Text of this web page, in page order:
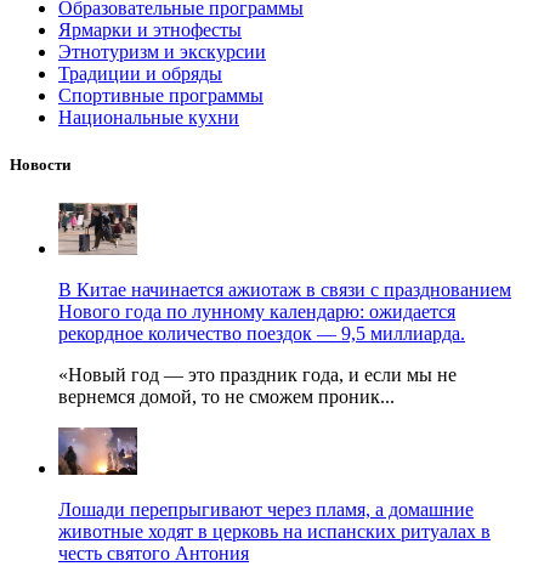
Образовательные программы
Ярмарки и этнофесты
Этнотуризм и экскурсии
Традиции и обряды
Спортивные программы
Национальные кухни
Новости
В Китае начинается ажиотаж в связи с празднованием
Нового года по лунному календарю: ожидается
рекордное количество поездок — 9,5 миллиарда.
«Новый год — это праздник года, и если мы не
вернемся домой, то не сможем проник...
Лошади перепрыгивают через пламя, а домашние
животные ходят в церковь на испанских ритуалах в
честь святого Антония